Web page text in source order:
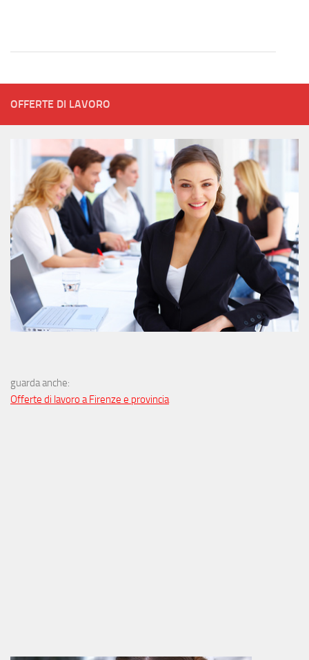
OFFERTE DI LAVORO
guarda anche:
Offerte di lavoro a Firenze e provincia